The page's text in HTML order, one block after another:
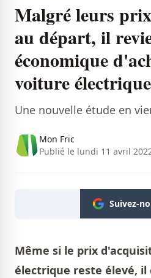
Malgré leurs
au départ, il
économique
voiture
Une nouvelle étude en
Mon Fric
Publié le lundi 11 avril
Suivez-
Même si le prix
électrique reste élevé,